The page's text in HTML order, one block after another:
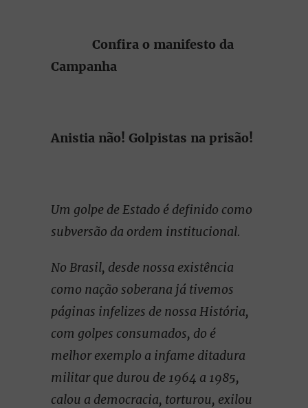
Confira o manifesto da
Campanha
Anistia não! Golpistas na prisão!
Um golpe de Estado é definido como
subversão da ordem institucional.
No Brasil, desde nossa existência
como nação soberana já tivemos
páginas infelizes de nossa História,
com golpes consumados, do é
melhor exemplo a infame ditadura
militar que durou de 1964 a 1985,
calou a democracia, torturou, exilou